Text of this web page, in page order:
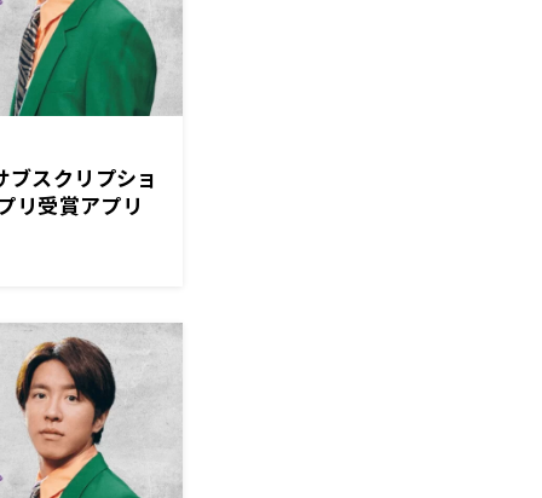
スクリプショ
リ受賞アプリ
『村上信五く